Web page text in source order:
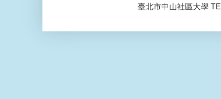
臺北市中山社區大學